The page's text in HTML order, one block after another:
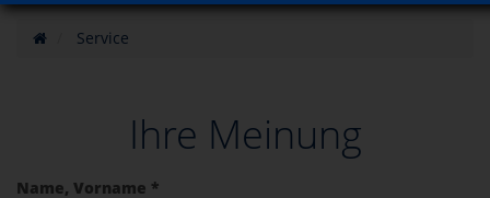
Service
Ihre Meinung
Name, Vorname *